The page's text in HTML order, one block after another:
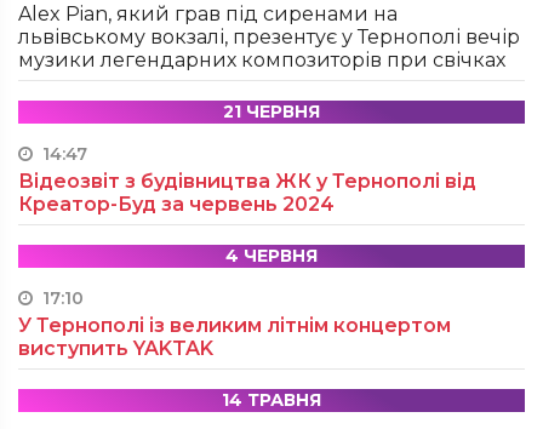
Alex Pian, який грав під сиренами на
львівському вокзалі, презентує у Тернополі вечір
музики легендарних композиторів при свічках
21 ЧЕРВНЯ
14:47
Відеозвіт з будівництва ЖК у Тернополі від
Креатор-Буд за червень 2024
4 ЧЕРВНЯ
17:10
У Тернополі із великим літнім концертом
виступить YAKTAK
14 ТРАВНЯ